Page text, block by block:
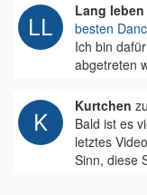
Lang
besten
Ich bin
abgetreten
Kurtchen zu
Bald ist es
letztes
Sinn, diese